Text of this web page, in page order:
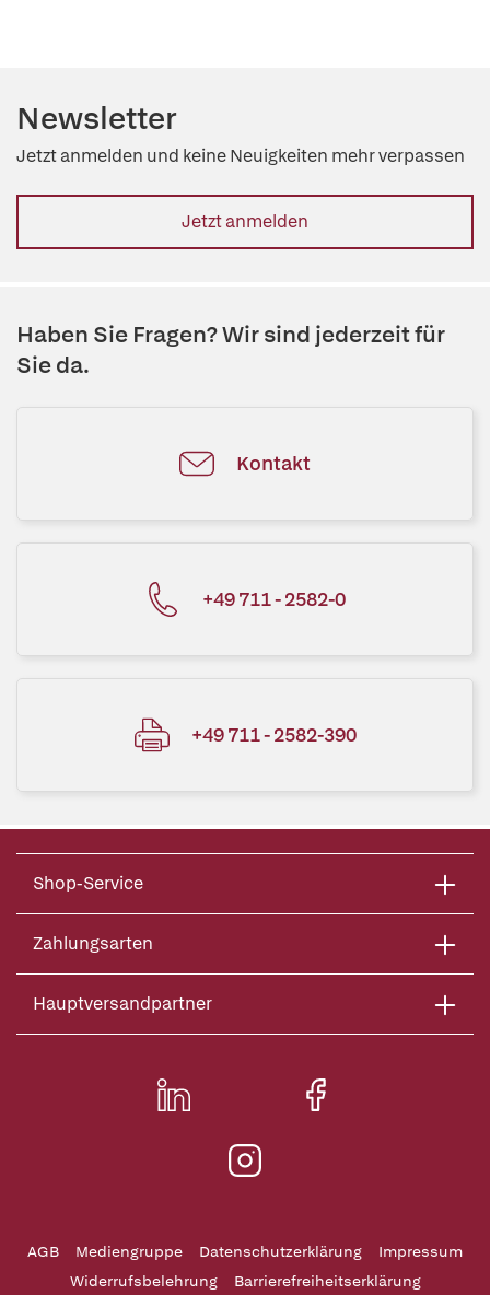
Newsletter
Jetzt anmelden und keine Neuigkeiten mehr verpassen
Jetzt anmelden
Haben Sie Fragen? Wir sind jederzeit für
Sie da.
Kontakt
+49 711 - 2582-0
+49 711 - 2582-390
Shop-Service
Zahlungsarten
Hauptversandpartner
AGB Mediengruppe Datenschutzerklärung
Impressum
Widerrufsbelehrung
Barrierefreiheitserklärung